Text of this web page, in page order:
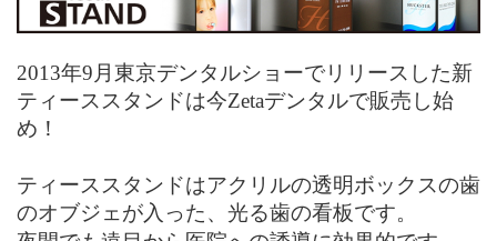
2013年9月東京デンタルショーでリリースした新
ティーススタンドは今Zetaデンタルで販売し始
め！
ティーススタンドはアクリルの透明ボックスの歯
のオブジェが入った、光る歯の看板です。